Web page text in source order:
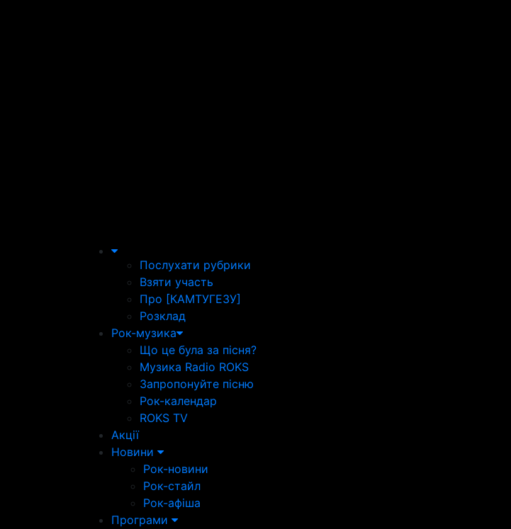
Послухати рубрики
Взяти участь
Про [КАМТУГЕЗУ]
Розклад
Рок-музика
Що це була за пісня?
Музика Radio ROKS
Запропонуйте пісню
Рок-календар
ROKS TV
Акції
Новини
Рок-новини
Рок-стайл
Рок-афіша
Програми